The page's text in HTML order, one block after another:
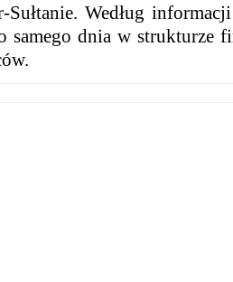
Sułtanie. Według
samego dnia w strukturze